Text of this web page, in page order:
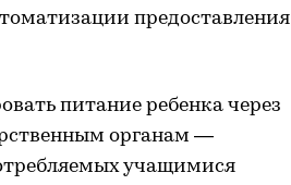
предоставления
питание ребенка через
органам —
учащимися